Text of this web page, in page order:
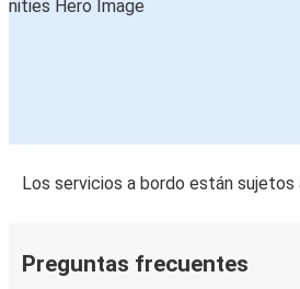
Los servicios a bordo están sujetos
Preguntas frecuentes